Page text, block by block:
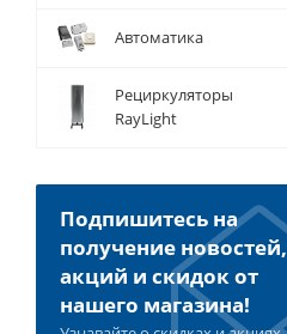
Автоматика
Рециркуляторы
RayLight
Подпишитесь на
получение новостей,
акций и скидок от
нашего магазина!